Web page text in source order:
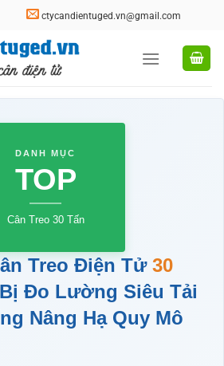
ctycandientuged.vn@gmail.com
DANH MỤC
TOP
Cân Treo 30 Tấn
Treo Điện Tử 30
Đo Lường Siêu Tải
Nâng Hạ Quy Mô